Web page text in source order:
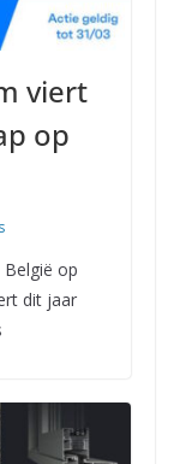
viert
op
op
dit jaar